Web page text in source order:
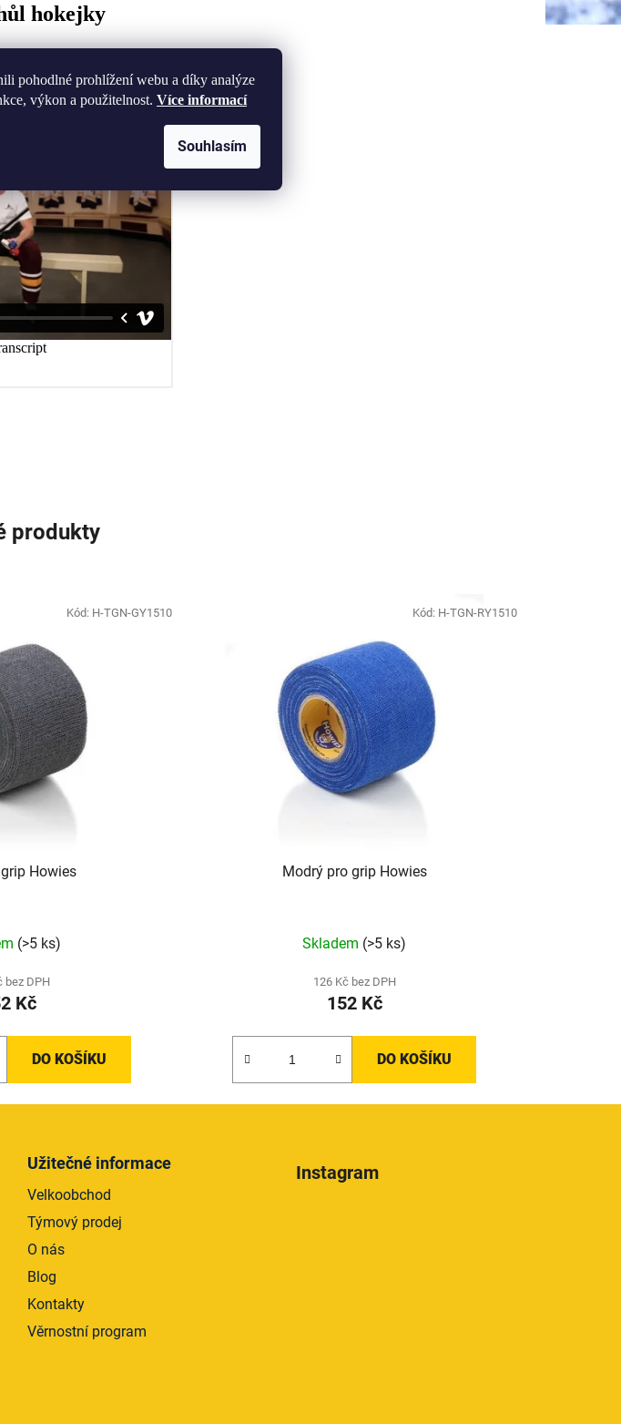
pohodlné prohlížení webu a díky analýze
výkon a použitelnost. Více informací
Souhlasím
hokejky
produkty
Howies
(>5 ks)
bez DPH
Kč
DO KOŠÍKU
Kód: H-TGN-GY1510
Modrý pro grip Howies
Skladem (>5 ks)
126 Kč bez DPH
152 Kč
DO KOŠÍKU
Kód: H-TGN-RY1510
Užitečné informace
Velkoobchod
Týmový prodej
O nás
Blog
Kontakty
Věrnostní program
Instagram